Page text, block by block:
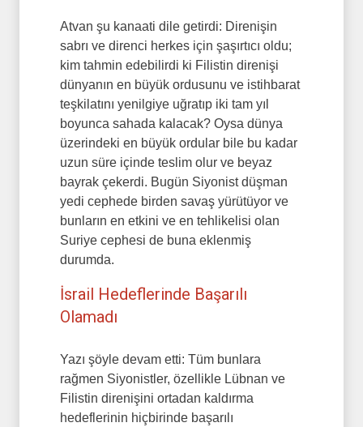
Atvan şu kanaati dile getirdi: Direnişin
sabrı ve direnci herkes için şaşırtıcı oldu;
kim tahmin edebilirdi ki Filistin direnişi
dünyanın en büyük ordusunu ve istihbarat
teşkilatını yenilgiye uğratıp iki tam yıl
boyunca sahada kalacak? Oysa dünya
üzerindeki en büyük ordular bile bu kadar
uzun süre içinde teslim olur ve beyaz
bayrak çekerdi. Bugün Siyonist düşman
yedi cephede birden savaş yürütüyor ve
bunların en etkini ve en tehlikelisi olan
Suriye cephesi de buna eklenmiş
durumda.
İsrail Hedeflerinde Başarılı
Olamadı
Yazı şöyle devam etti: Tüm bunlara
rağmen Siyonistler, özellikle Lübnan ve
Filistin direnişini ortadan kaldırma
hedeflerinin hiçbirinde başarılı